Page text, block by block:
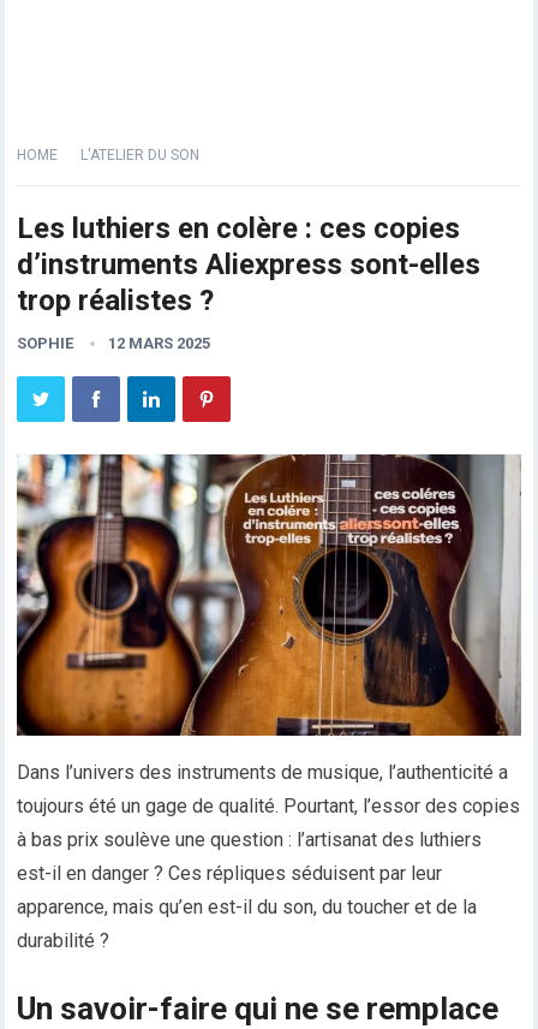
HOME L'ATELIER DU SON
Les luthiers en colère : ces copies
d’instruments Aliexpress sont-elles
trop réalistes ?
SOPHIE 12 MARS 2025
Dans l’univers des instruments de musique, l’authenticité a
toujours été un gage de qualité. Pourtant, l’essor des copies
à bas prix soulève une question : l’artisanat des luthiers
est-il en danger ? Ces répliques séduisent par leur
apparence, mais qu’en est-il du son, du toucher et de la
durabilité ?
Un savoir-faire qui ne se remplace